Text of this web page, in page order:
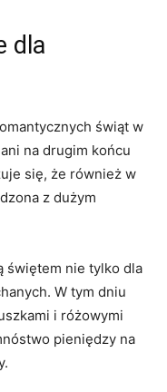
dla
świąt w
na drugim końcu
⁢się, że również w
z dużym
świętem nie ⁣tylko dla
W tym dniu
i różowymi
pieniędzy na